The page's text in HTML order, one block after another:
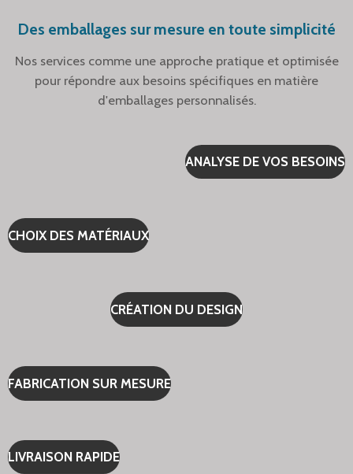
Des emballages sur mesure en toute simplicité
Nos services comme une approche pratique et optimisée
pour répondre aux besoins spécifiques en matière
d'emballages personnalisés.
ANALYSE DE VOS BESOINS
CHOIX DES MATÉRIAUX
CRÉATION DU DESIGN
FABRICATION SUR MESURE
LIVRAISON RAPIDE